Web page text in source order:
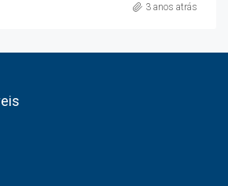
3 anos atrás